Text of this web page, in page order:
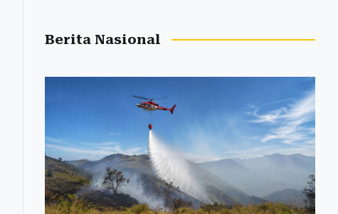
Berita Nasional